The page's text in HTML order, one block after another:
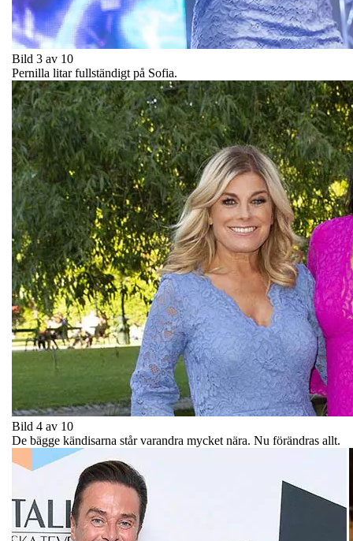
Bild 3 av 10
Pernilla litar fullständigt på Sofia.
Bild 4 av 10
De bägge kändisarna står varandra mycket nära. Nu förändras allt.